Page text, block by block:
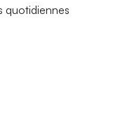
quotidiennes